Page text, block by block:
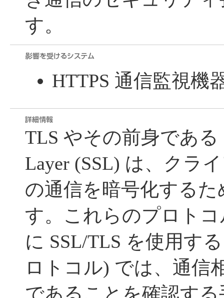
す。
HTTPS 通信監視機
TLS やその前身である
Layer (SSL) は、クラ
の通信を暗号化する
す。これらのプロト
に SSL/TLS を使用す
ロトコル) では、通信